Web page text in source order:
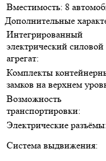
Вместимость: 8
Дополнительные
Интегрированный
электрический силовой
агрегат:
Комплекты
замков на верхнем
Возможность
транспортировки:
Электрические разъёмы:
Система выдвижения: